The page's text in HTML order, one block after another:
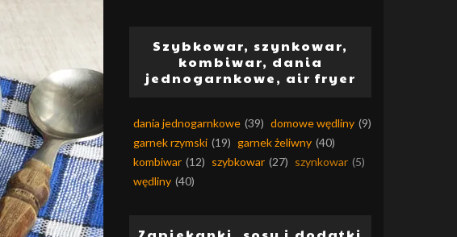
Szybkowar, szynkowar,
kombiwar, dania
jednogarnkowe, air fryer
dania jednogarnkowe (39) domowe wędliny (9)
garnek rzymski (19) garnek żeliwny (40)
kombiwar (12) szybkowar (27) szynkowar (5)
wędliny (40)